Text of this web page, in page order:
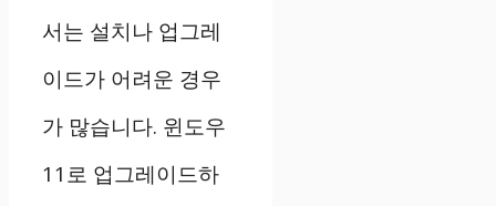
서는 설치나 업그레
이드가 어려운 경우
가 많습니다. 윈도우
11로 업그레이드하